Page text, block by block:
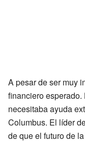
A pesar de ser muy
financiero
necesitaba ayuda
Columbus. El líder
de que el futuro de